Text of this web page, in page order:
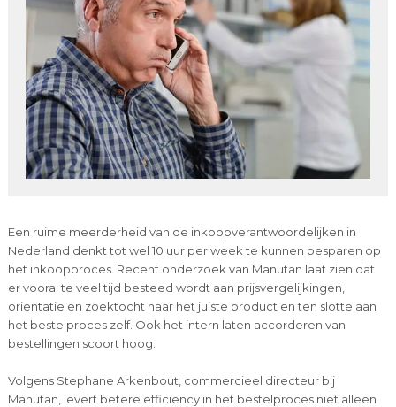
Een ruime meerderheid van de inkoopverantwoordelijken in
Nederland denkt tot wel 10 uur per week te kunnen besparen op
het inkoopproces. Recent onderzoek van Manutan laat zien dat
er vooral te veel tijd besteed wordt aan prijsvergelijkingen,
oriëntatie en zoektocht naar het juiste product en ten slotte aan
het bestelproces zelf. Ook het intern laten accorderen van
bestellingen scoort hoog.
Volgens Stephane Arkenbout, commercieel directeur bij
Manutan, levert betere efficiency in het bestelproces niet alleen